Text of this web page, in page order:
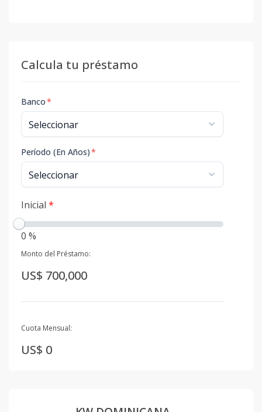
Calcula tu préstamo
Banco*
Período (En Años)*
Inicial *
0 %
Monto del Préstamo:
US$ 700,000
Cuota Mensual:
US$ 0